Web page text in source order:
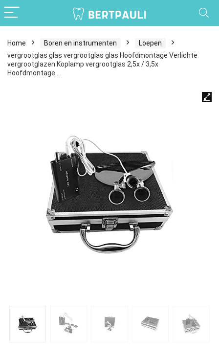
Home Boren en instrumenten
Loepen
vergrootglas glas vergrootglas glas Hoofdmontage Verlichte
vergrootglazen Koplamp vergrootglas 2,5x / 3,5x
Hoofdmontage…